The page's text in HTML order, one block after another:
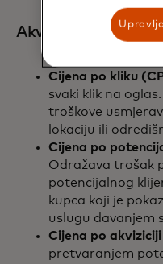
Akvizicija:
Cijena po kliku
svaki klik na
troškove
lokaciju ili
Cijena po
Odražava trošak
potencijalnog
kupca koji je
uslugu davanjem
Cijena po
pretvaranjem